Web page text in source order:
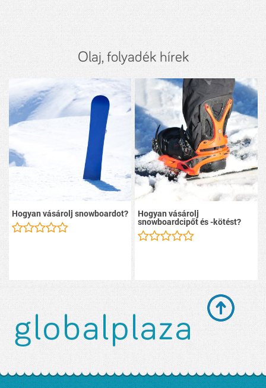
Olaj, folyadék hírek
Hogyan vásárolj snowboardot? Hogyan vásárolj
snowboardcipőt és -kötést?